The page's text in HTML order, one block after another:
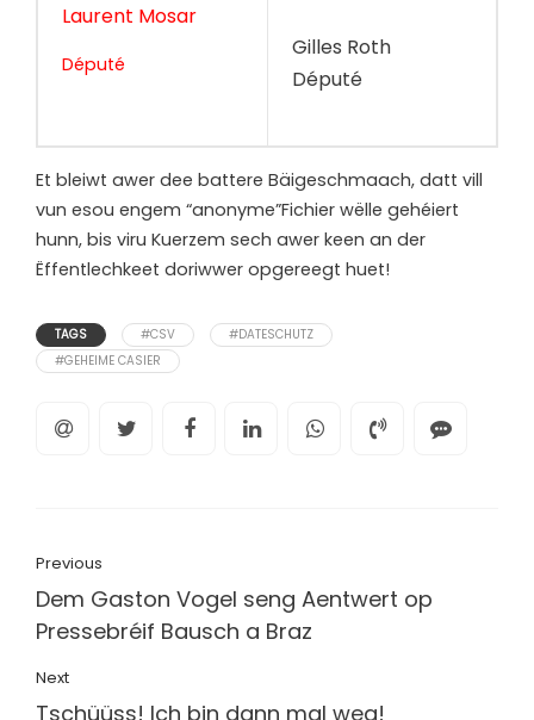
Laurent Mosar
Député
Gilles Roth
Député
Et bleiwt awer dee battere Bäigeschmaach, datt vill
vun esou engem “anonyme”Fichier wëlle gehéiert
hunn, bis viru Kuerzem sech awer keen an der
Ëffentlechkeet doriwwer opgereegt huet!
TAGS #CSV
#DATESCHUTZ
#GEHEIME CASIER
Previous
Dem Gaston Vogel seng Aentwert op
Pressebréif Bausch a Braz
Next
Tschüüss! Ich bin dann mal weg!